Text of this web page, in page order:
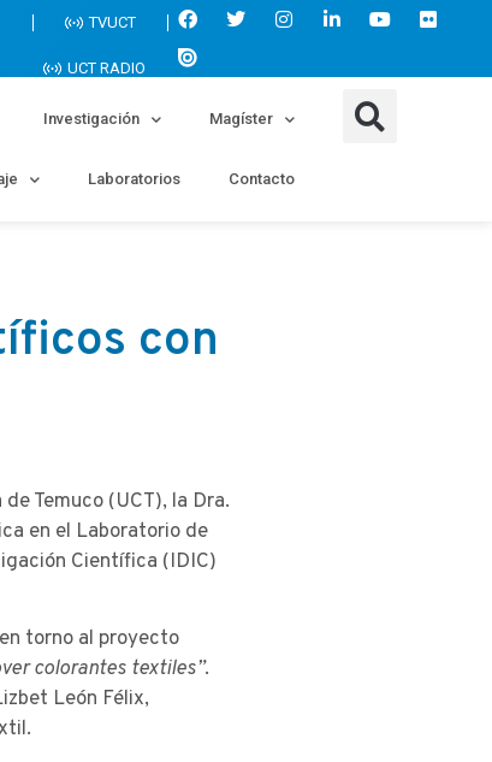
TVUCT
UCT RADIO
Investigación Magíster
Laboratorios Contacto
con
Temuco (UCT), la Dra.
en el Laboratorio de
Científica (IDIC)
torno al proyecto
colorantes textiles”.
León Félix,